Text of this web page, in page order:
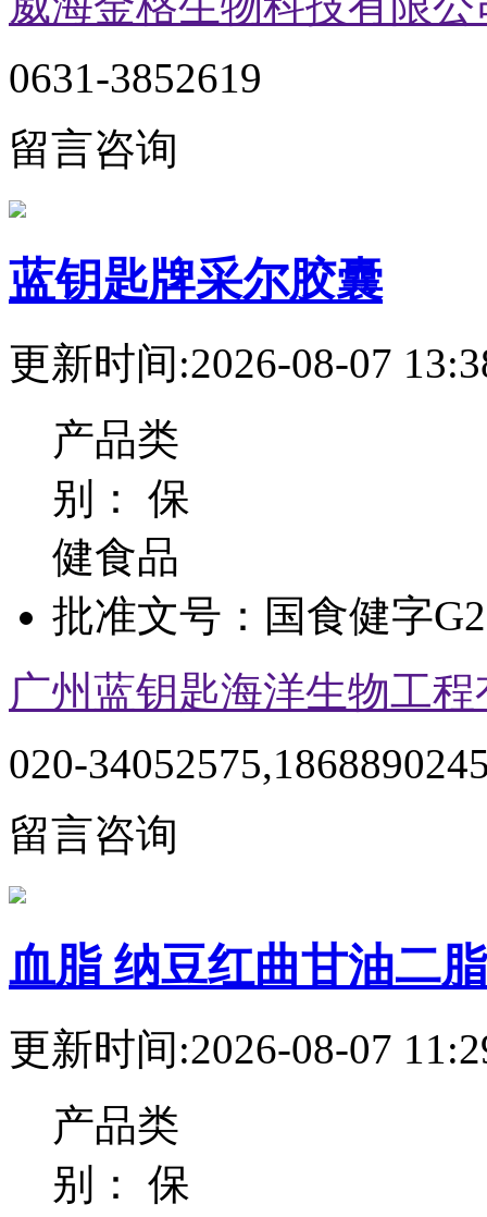
0631-3852619
留言咨询
蓝钥匙牌采尔胶囊
更新时间:2026-08-07
产品类
别： 保
健食品
批准文号： 国食健字
广州蓝钥匙海洋生物工
020-
留言咨询
血脂 纳豆红曲甘油二
更新时间:2026-08-07
产品类
别： 保